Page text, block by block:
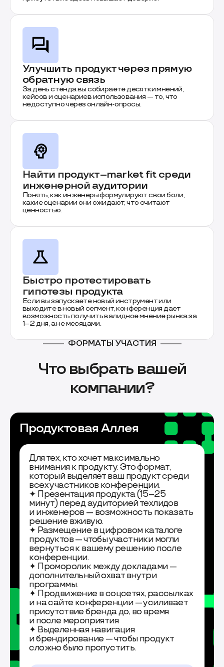
Улучшить продукт через прямую
обратную связь
За день стенда вы собираете десятки мнений,
кейсов и сценариев использования — то, что
недоступно через онлайн-опросы.
Найти продукт–market fit среди
инженерной аудитории
Понять, как инженеры формулируют свои боли,
какие сценарии они ожидают, что считают
ценностью.
Быстро протестировать
гипотезы продукта
Если вы запускаете новый инструмент или
выходите в новый сегмент, конференция дает
возможность получить валидное мнение рынка за
1–2 дня, а не месяцами.
ФОРМАТЫ УЧАСТИЯ
Что выбрать вашей
компании?
Продуктовая Аллея
Для тех, кто хочет максимально
внимания к продукту. Это формат,
который выделяет ваш продукт среди
всех участников конференции.
✦ Презентация продукта (15–25
минут) перед аудиторией техлидов
и инженеров — возможность показать
решение вживую.
✦ Размещение в цифровом каталоге
продуктов — чтобы участники могли
вернуться к вашему решению после
конференции.
✦ Проморолик между докладами —
дополнительный охват внутри
программы.
✦ Продвижение в соцсетях, рассылках
и на сайте конференции — усиливает
присутствие бренда до, во время
и после мероприятия
✦ Выделенная навигация
и брендирование — чтобы продукт
сложно было пропустить.